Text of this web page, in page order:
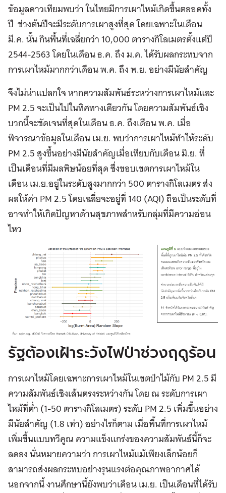
ข้อมูลดาวเทียมพบว่า ในไทยมีการเผาไหม้เกิดขึ้นตลอดทั้ง
ปี ช่วงต้นปีจะมีระดับการเผาสูงที่สุด โดยเฉพาะในเดือน
มี.ค. นั้น กินพื้นที่เฉลี่ยกว่า 10,000 ตารางกิโลเมตรตั้งแต่ปี
2544-2563 โดยในเดือน ธ.ค. ถึง ม.ค. ได้รับผลกระทบจาก
การเผาไหม้มากกว่าเดือน พ.ค. ถึง พ.ย. อย่างมีนัยสำคัญ
จึงไม่น่าแปลกใจ หากความสัมพันธ์ระหว่างการเผาไหม้และ
PM 2.5 จะเป็นไปในทิศทางเดียวกัน โดยความสัมพันธ์เชิง
บวกนี้จะชัดเจนที่สุดในเดือน ธ.ค. ถึงเดือน พ.ค. เมื่อ
พิจารณาข้อมูลในเดือน เม.ย. พบว่าการเผาไหม้ทำให้ระดับ
PM 2.5 สูงขึ้นอย่างมีนัยสำคัญเมื่อเทียบกับเดือน มิ.ย. ที่
เป็นเดือนที่มีมลพิษน้อยที่สุด ซึ่งขอบเขตการเผาไหม้ใน
เดือน เม.ย.อยู่ในระดับสูงมากกว่า 500 ตารางกิโลเมตร ส่ง
ผลให้ค่า PM 2.5 โดยเฉลี่ยจะอยู่ที่ 140 (AQI) ถือเป็นระดับที่
อาจทำให้เกิดปัญหาด้านสุขภาพสำหรับกลุ่มที่มีความอ่อน
ไหว
รัฐต้องเฝ้าระวังไฟป่าช่วงฤดูร้อน
การเผาไหม้โดยเฉพาะการเผาไหม้ในเขตป่าไม้กับ PM 2.5 มี
ความสัมพันธ์เชิงเส้นตรงระหว่างกัน โดย ณ ระดับการเผา
ไหม้ที่ต่ำ (1-50 ตารางกิโลเมตร) ระดับ PM 2.5 เพิ่มขึ้นอย่าง
มีนัยสำคัญ (1.8 เท่า) อย่างไรก็ตาม เมื่อพื้นที่การเผาไหม้
เพิ่มขึ้นแบบทวีคูณ ความแข็งแกร่งของความสัมพันธ์นี้ก็จะ
ลดลง นั่นหมายความว่า การเผาไหม้แม้เพียงเล็กน้อยก็
สามารถส่งผลกระทบอย่างรุนแรงต่อคุณภาพอากาศได้
นอกจากนี้ งานศึกษานี้ยังพบว่าเดือน เม.ย. เป็นเดือนที่ได้รับ